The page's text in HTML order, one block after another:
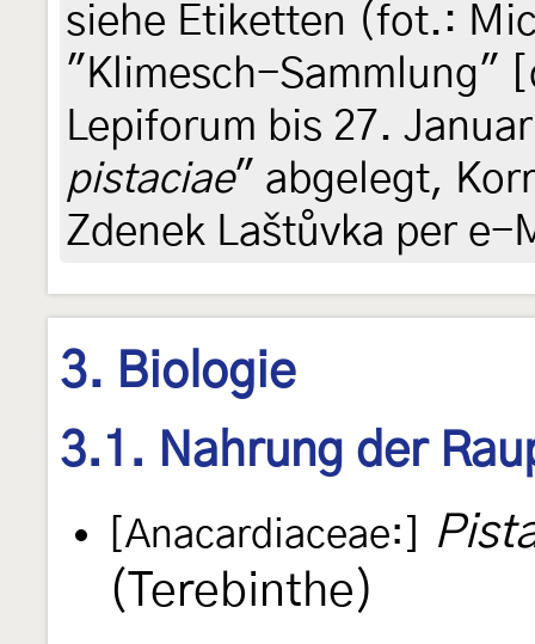
siehe Etiketten (fot.:
"Klimesch-Sammlung"
Lepiforum bis 27.
pistaciae" abgelegt,
Zdenek Laštůvka per e-
3. Biologie
3.1. Nahrung der
[Anacardiaceae:]
(Terebinthe)